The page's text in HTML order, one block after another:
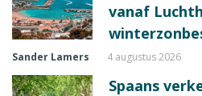
vanaf
Sander Lamers 4 augustus 2026
Spaans